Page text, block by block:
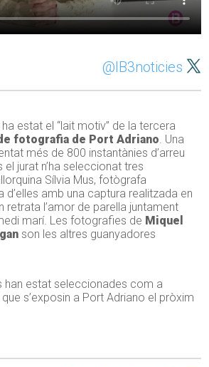
@IB3noticies
estat el “lait motiv” de la tercera
fotografia de Port Adriano. Una
més de 800 instantànies d’arreu
el jurat n’ha seleccionat tres
Sílvia Mus, fotògrafa
d’elles amb una captura realitzada en
retrata l’amor de parella juntament
marí. Les fotografies de Miquel
son les altres guanyadores
han estat seleccionades com a
s’exposin a Port Adriano el pròxim